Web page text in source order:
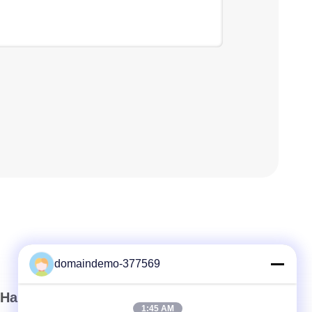
Наш бюллетень
domaindemo-377569
1:45 AM